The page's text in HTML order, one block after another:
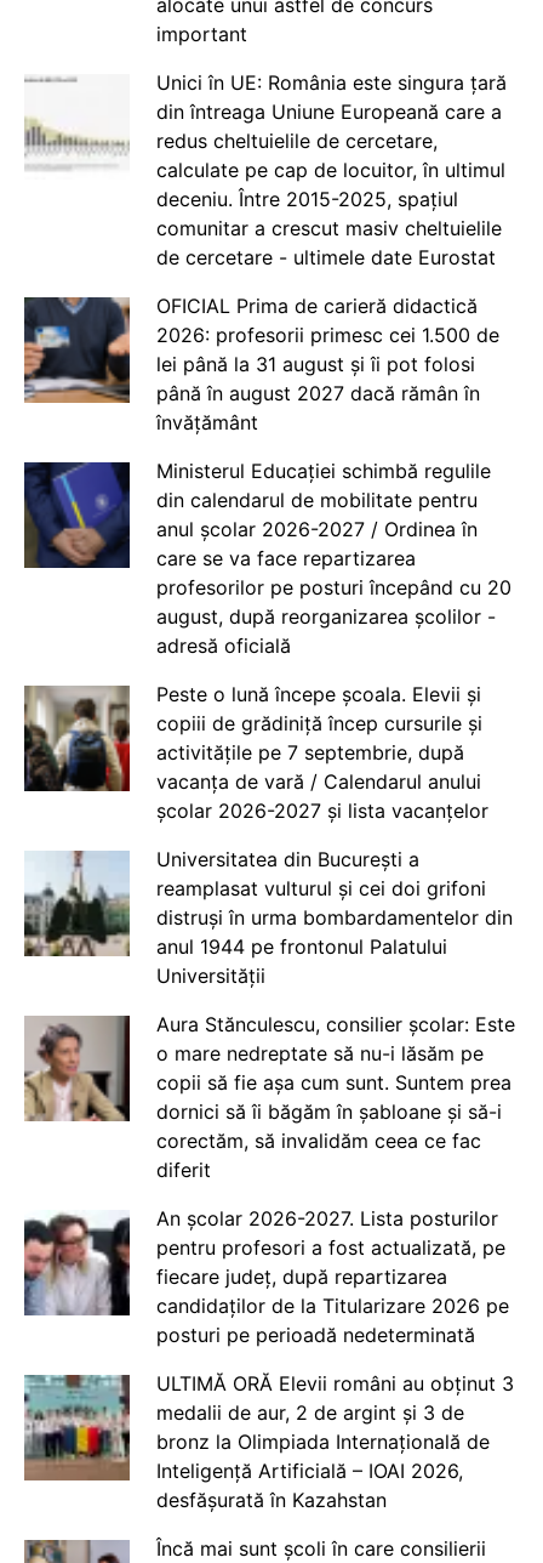
important
Unici în UE: România este singura țară
din întreaga Uniune Europeană care a
redus cheltuielile de cercetare,
calculate pe cap de locuitor, în ultimul
deceniu. Între 2015-2025, spațiul
comunitar a crescut masiv cheltuielile
de cercetare - ultimele date Eurostat
OFICIAL Prima de carieră didactică
2026: profesorii primesc cei 1.500 de
lei până la 31 august și îi pot folosi
până în august 2027 dacă rămân în
învățământ
Ministerul Educației schimbă regulile
din calendarul de mobilitate pentru
anul școlar 2026-2027 / Ordinea în
care se va face repartizarea
profesorilor pe posturi începând cu 20
august, după reorganizarea școlilor -
adresă oficială
Peste o lună începe școala. Elevii și
copiii de grădiniță încep cursurile și
activitățile pe 7 septembrie, după
vacanța de vară / Calendarul anului
școlar 2026-2027 și lista vacanțelor
Universitatea din București a
reamplasat vulturul și cei doi grifoni
distruși în urma bombardamentelor din
anul 1944 pe frontonul Palatului
Universității
Aura Stănculescu, consilier școlar: Este
o mare nedreptate să nu-i lăsăm pe
copii să fie așa cum sunt. Suntem prea
dornici să îi băgăm în șabloane și să-i
corectăm, să invalidăm ceea ce fac
diferit
An școlar 2026-2027. Lista posturilor
pentru profesori a fost actualizată, pe
fiecare județ, după repartizarea
candidaților de la Titularizare 2026 pe
posturi pe perioadă nedeterminată
ULTIMĂ ORĂ Elevii români au obținut 3
medalii de aur, 2 de argint și 3 de
bronz la Olimpiada Internațională de
Inteligență Artificială – IOAI 2026,
desfășurată în Kazahstan
Încă mai sunt școli în care consilierii